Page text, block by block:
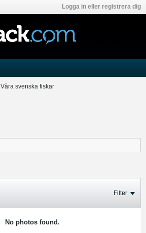
Logga in eller registrera dig
Våra svenska fiskar
Filter
No photos found.